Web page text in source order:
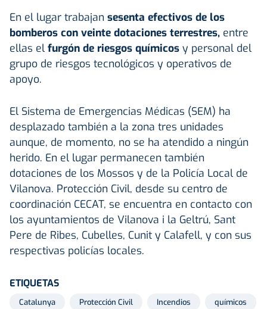
En el lugar trabajan sesenta efectivos de los
bomberos con veinte dotaciones terrestres, entre
ellas el furgón de riesgos químicos y personal del
grupo de riesgos tecnológicos y operativos de
apoyo.
El Sistema de Emergencias Médicas (SEM) ha
desplazado también a la zona tres unidades
aunque, de momento, no se ha atendido a ningún
herido. En el lugar permanecen también
dotaciones de los Mossos y de la Policía Local de
Vilanova. Protección Civil, desde su centro de
coordinación CECAT, se encuentra en contacto con
los ayuntamientos de Vilanova i la Geltrú, Sant
Pere de Ribes, Cubelles, Cunit y Calafell, y con sus
respectivas policías locales.
ETIQUETAS
Catalunya Protección Civil Incendios químicos